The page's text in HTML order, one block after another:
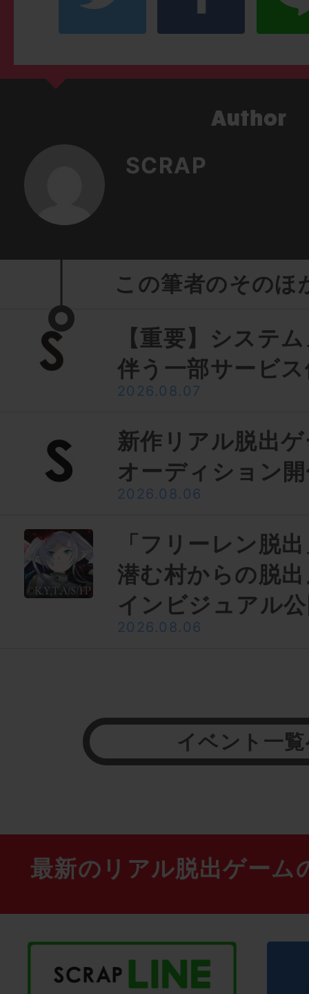
SCRAP
この筆者のそのほ
【重要】システ
伴う一部サービ
2026.08.07
新作リアル脱出
オーディション
2026.08.06
「フリーレン脱
潜む村からの脱
インビジュアル
2026.08.06
イベント一
最新のリアル脱出ゲーム